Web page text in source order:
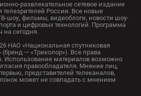
развлекательное сетевое издание
телезрителей России. Все новые
шоу, фильмы, видеоблоги, новости шоу-
и цифровых технологий. Программа
на сегодня.
НАО «Национальная спутниковая
— «Триколор»). Все права
материалов возможно
правообладателя. Мнение лиц,
представителей телеканалов,
может не совпадать с мнением